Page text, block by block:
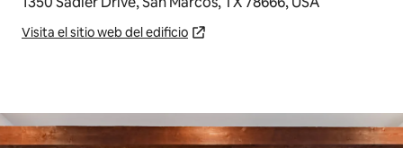
Visita el sitio web del edificio